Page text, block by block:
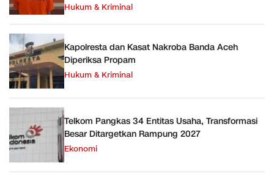
Hukum & Kriminal
Kapolresta dan Kasat Nakroba Banda Aceh
Diperiksa Propam
Hukum & Kriminal
Telkom Pangkas 34 Entitas Usaha, Transformasi
Besar Ditargetkan Rampung 2027
Ekonomi